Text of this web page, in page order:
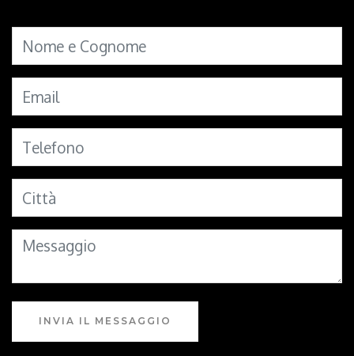
INVIA IL MESSAGGIO